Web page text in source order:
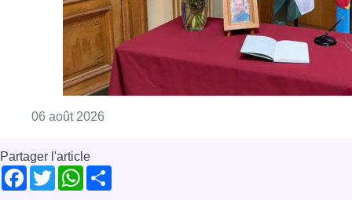
06 août 2026
Partager l'article
Facebook
TwitterWhatsApp